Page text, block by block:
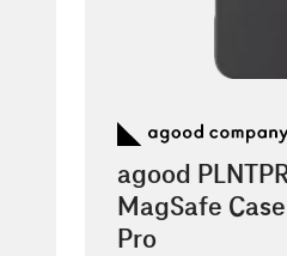
agood
MagSafe
Pro